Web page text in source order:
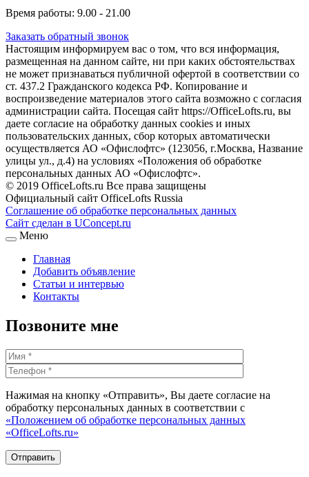
Время работы: 9.00 - 21.00
Заказать обратный звонок
Настоящим информируем вас о том, что вся информация,
размещенная на данном сайте, ни при каких обстоятельствах
не может признаваться публичной офертой в соответствии со
ст. 437.2 Гражданского кодекса РФ. Копирование и
воспроизведение материалов этого сайта возможно с согласия
администрации сайта. Посещая сайт https://OfficeLofts.ru, вы
даете согласие на обработку данных cookies и иных
пользовательских данных, сбор которых автоматически
осуществляется АО «Офислофтс» (123056, г.Москва, Название
улицы ул., д.4) на условиях «Положения об обработке
персональных данных АО «Офислофтс».
© 2019 OfficeLofts.ru Все права защищены
Официальный сайт OfficeLofts Russia
Соглашение об обработке персональных данных
Сайт сделан в UConcept.ru
Меню
Главная
Добавить объявление
Статьи и интервью
Контакты
Позвоните мне
Нажимая на кнопку «Отправить», Вы даете согласие на
обработку персональных данных в соответствии с
«Положением об обработке персональных данных
«OfficeLofts.ru»